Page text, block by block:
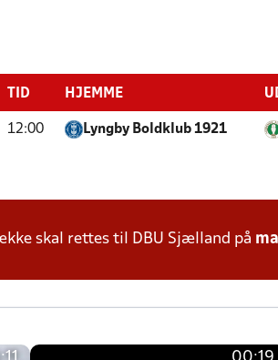
TID HJEMME
12:00 Lyngby Boldklub 1921
skal rettes til DBU Sjælland på